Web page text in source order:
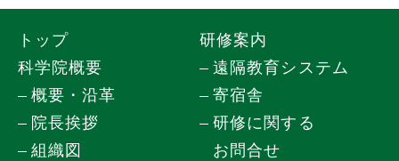
トップ
科学院概要
概要・沿革
院長挨拶
組織図
研修案内
遠隔教育システム
寄宿舎
研修に関する
お問合せ